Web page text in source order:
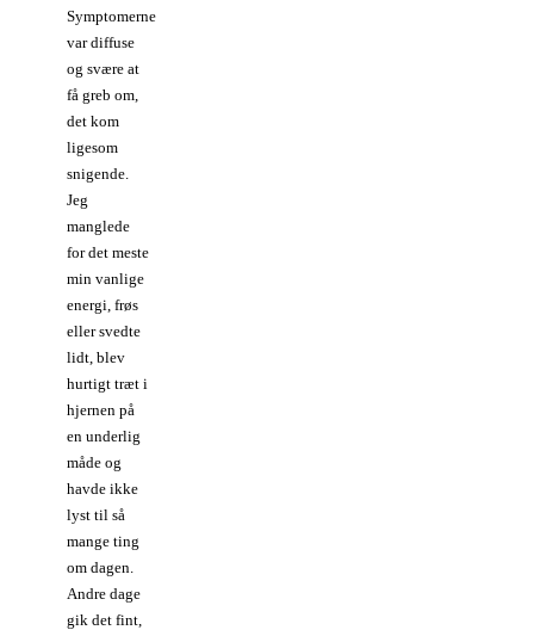
Symptomerne
var diffuse
og svære at
få greb om,
det kom
ligesom
snigende.
Jeg
manglede
for det meste
min vanlige
energi, frøs
eller svedte
lidt, blev
hurtigt træt i
hjernen på
en underlig
måde og
havde ikke
lyst til så
mange ting
om dagen.
Andre dage
gik det fint,